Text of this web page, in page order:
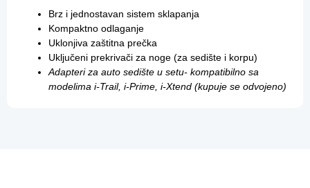
Brz i jednostavan sistem sklapanja
Kompaktno odlaganje
Uklonjiva zaštitna prečka
Uključeni prekrivači za noge (za sedište i korpu)
Adapteri za auto sedište u setu- kompatibilno sa
modelima i-Trail, i-Prime, i-Xtend (kupuje se odvojeno)